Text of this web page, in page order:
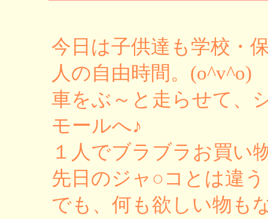
今日は子供達も学校・
人の自由時間。(o^v^o)
車をぶ～と走らせて、
モールへ♪
１人でブラブラお買い
先日のジャ○コとは違
でも、何も欲しい物も